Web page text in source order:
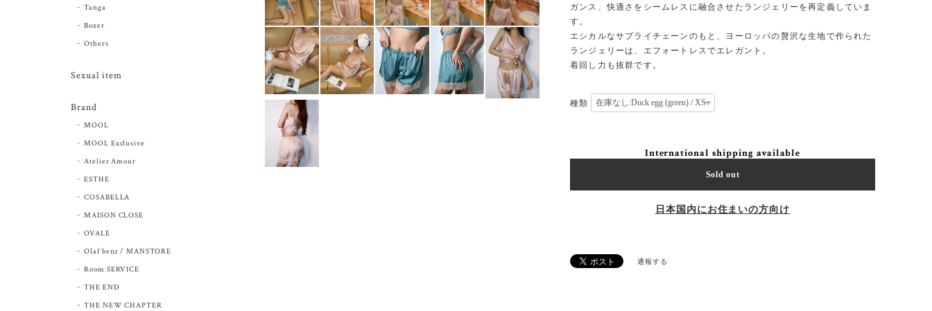
ガンス、快適さをシームレスに融合させたランジェリーを再定義していま
す。
エシカルなサプライチェーンのもと、ヨーロッパの贅沢な生地で作られた
ランジェリーは、エフォートレスでエレガント。
着回し力も抜群です。
種類
International shipping available
Sold out
日本国内にお住まいの方向け
通報する
Tanga
Boxer
Others
Sexual item
Brand
MOOL
MOOL Exclusive
Atelier Amour
ESTHE
COSABELLA
MAISON CLOSE
OVALE
Olaf benz / MANSTORE
Room SERVICE
THE END
THE NEW CHAPTER